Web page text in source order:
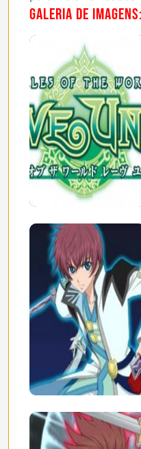
Galeria de imagens: